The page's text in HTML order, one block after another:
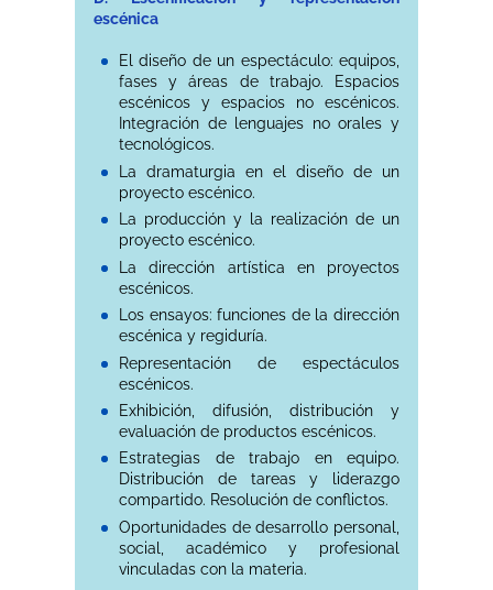
escénica
El diseño de un espectáculo: equipos,
fases y áreas de trabajo. Espacios
escénicos y espacios no escénicos.
Integración de lenguajes no orales y
tecnológicos.
La dramaturgia en el diseño de un
proyecto escénico.
La producción y la realización de un
proyecto escénico.
La dirección artística en proyectos
escénicos.
Los ensayos: funciones de la dirección
escénica y regiduría.
Representación de espectáculos
escénicos.
Exhibición, difusión, distribución y
evaluación de productos escénicos.
Estrategias de trabajo en equipo.
Distribución de tareas y liderazgo
compartido. Resolución de conflictos.
Oportunidades de desarrollo personal,
social, académico y profesional
vinculadas con la materia.